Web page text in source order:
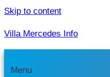
Skip to content
Villa Mercedes Info
Menu